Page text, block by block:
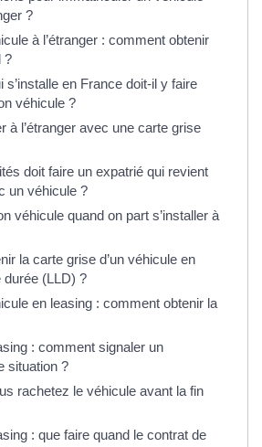
?
à l’étranger : comment obtenir
?
s’installe en France doit-il y faire
véhicule ?
à l’étranger avec une carte grise
doit faire un expatrié qui revient
un véhicule ?
véhicule quand on part s’installer à
la carte grise d’un véhicule en
durée (LLD) ?
en leasing : comment obtenir la
: comment signaler un
situation ?
rachetez le véhicule avant la fin
: que faire quand le contrat de